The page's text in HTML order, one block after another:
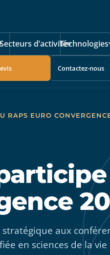
d’activité▾
Technologies
Contactez-nous
RAPS EURO
aux
en sciences de la